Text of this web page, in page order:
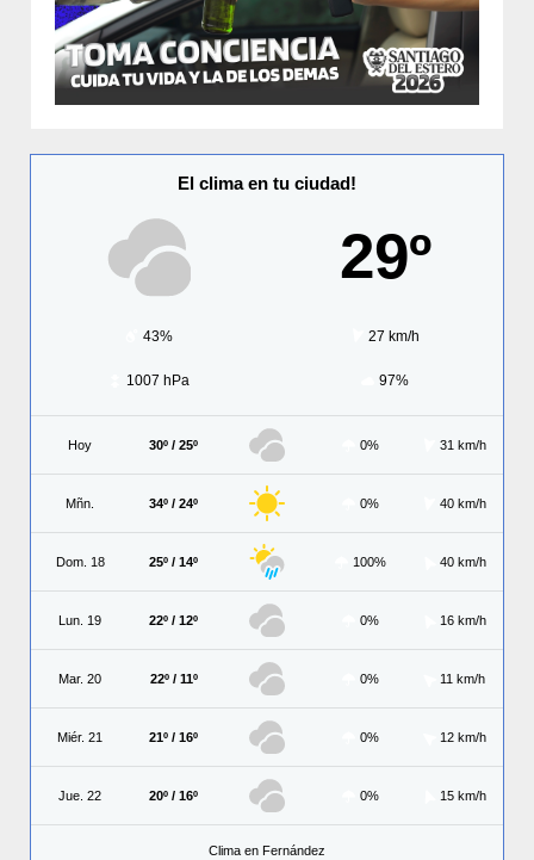
El clima en tu ciudad!
29º
43% 27 km/h
1007 hPa 97%
Hoy 30º / 25º 0% 31 km/h
Mñn. 34º / 24º 0% 40 km/h
Dom. 18 25º / 14º 100% 40 km/h
Lun. 19 22º / 12º 0% 16 km/h
Mar. 20 22º / 11º 0% 11 km/h
Miér. 21 21º / 16º 0% 12 km/h
Jue. 22 20º / 16º 0% 15 km/h
Clima en Fernández